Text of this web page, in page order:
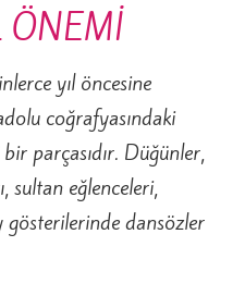
ÖNEMİ
yıl öncesine
coğrafyasındaki
parçasıdır. Düğünler,
sultan eğlenceleri,
gösterilerinde dansözler